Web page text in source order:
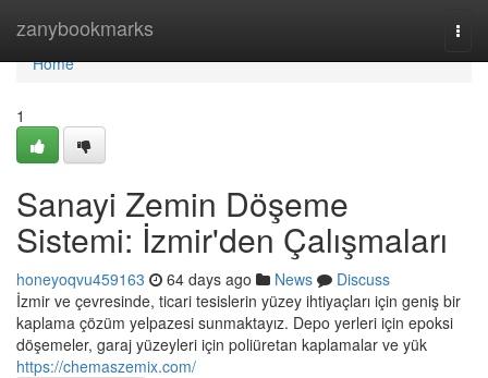
zanybookmarks
Home
Home
1
Sanayi Zemin Döşeme
Sistemi: İzmir'den Çalışmaları
honeyoqvu459163 64 days ago News
Discuss
İzmir ve çevresinde, ticari tesislerin yüzey ihtiyaçları için geniş bir
kaplama çözüm yelpazesi sunmaktayız. Depo yerleri için epoksi
döşemeler, garaj yüzeyleri için poliüretan kaplamalar ve yük
https://chemaszemix.com/